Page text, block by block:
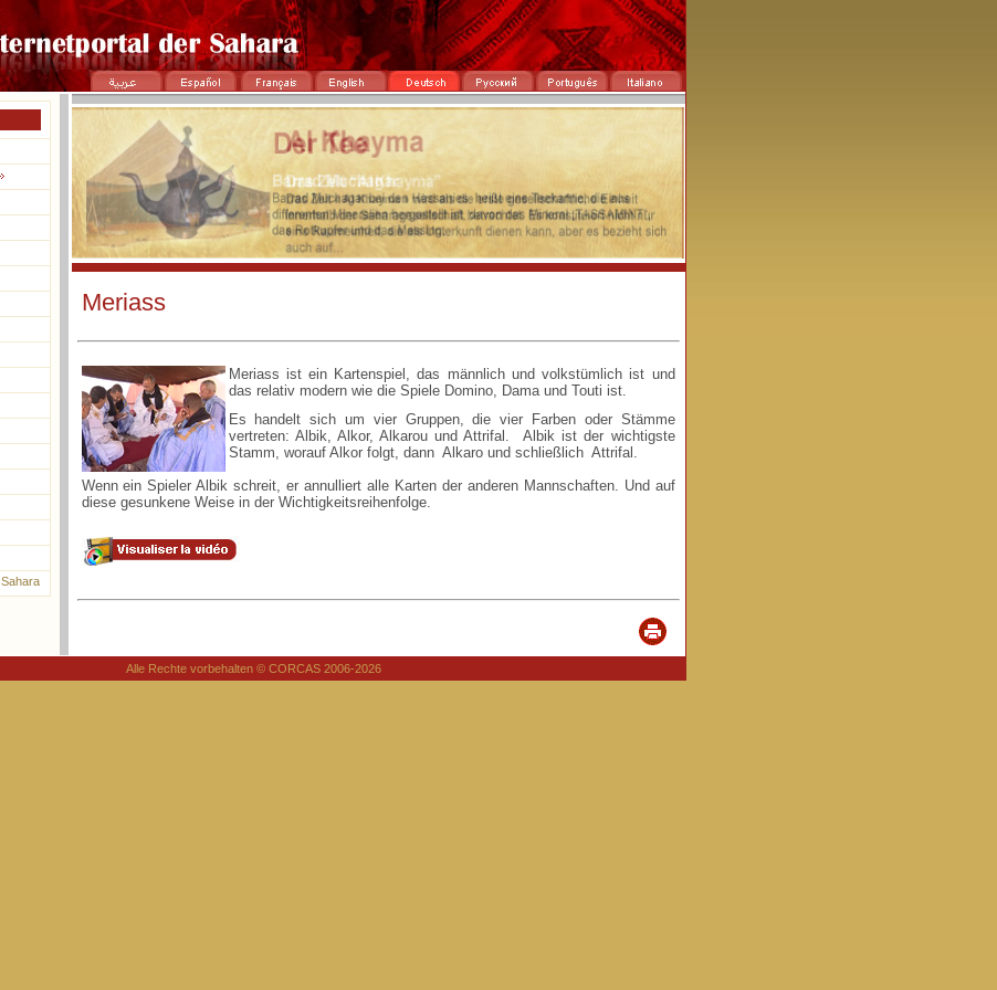
Meriass
Meriass ist ein Kartenspiel, das männlich und volkstümlich ist und
das relativ modern wie die Spiele Domino, Dama und Touti ist.
Es handelt sich um vier Gruppen, die vier Farben oder Stämme
vertreten: Albik, Alkor, Alkarou und Attrifal. Albik ist der wichtigste
Stamm, worauf Alkor folgt, dann Alkaro und schließlich Attrifal.
Wenn ein Spieler Albik schreit, er annulliert alle Karten der anderen Mannschaften. Und auf
diese gesunkene Weise in der Wichtigkeitsreihenfolge.
Alle Rechte vorbehalten © CORCAS 2006-2026